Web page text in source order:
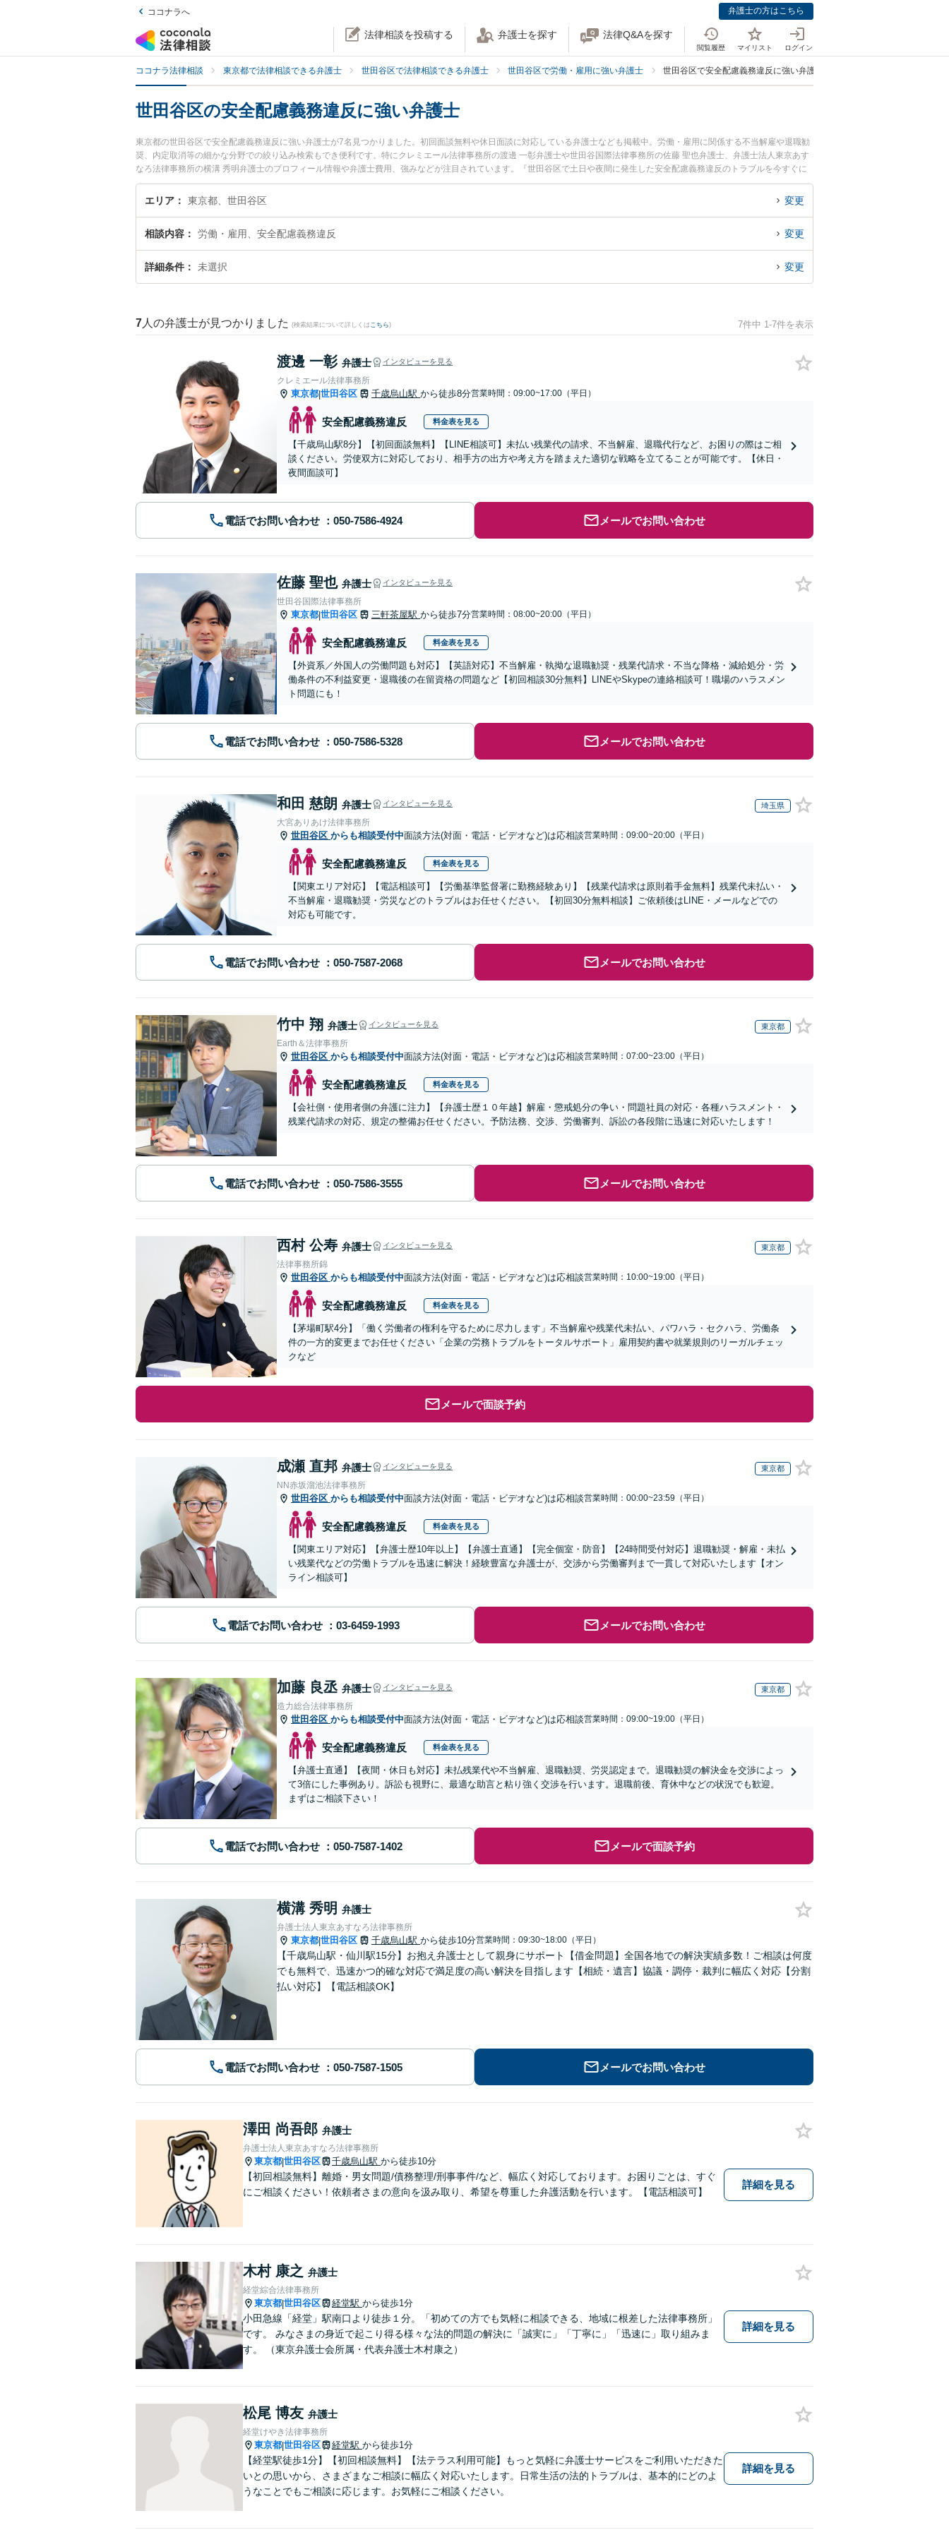
ココナラへ 弁護士の方はこちら
法律相談を投稿する 弁護士を探す 法律Q&Aを探す
閲覧履歴 マイリスト ログイン
ココナラ法律相談 東京都で法律相談できる弁護士 世田谷区で法律相談できる弁護士 世田谷区で労働・雇用に強い弁護士 世田谷区で安全配慮義務違反に強い弁護士
世田谷区の安全配慮義務違反に強い弁護士
東京都の世田谷区で安全配慮義務違反に強い弁護士が7名見つかりました。初回面談無料や休日面談に対応している弁護士なども掲載中。労働・雇用に関係する不当解雇や退職勧
奨、内定取消等の細かな分野での絞り込み検索もでき便利です。特にクレミエール法律事務所の渡邊 一彰弁護士や世田谷国際法律事務所の佐藤 聖也弁護士、弁護士法人東京あす
なろ法律事務所の横溝 秀明弁護士のプロフィール情報や弁護士費用、強みなどが注目されています。『世田谷区で土日や夜間に発生した安全配慮義務違反のトラブルを今すぐに
弁護士に相談したい』『安全配慮義務違反のトラブル解決の実績豊富な近くの弁護士を検索したい』『初回相談無料で安全配慮義務違反を法律相談できる世田谷区内の弁護士に相
談予約したい』などでお困りの相談者さんにおすすめです。
エリア 東京都、世田谷区 変更
相談内容 労働・雇用、安全配慮義務違反 変更
詳細条件 未選択 変更
7 人の弁護士が見つかりました (検索結果について詳しくは こちら) 7件中 1-7件を表示
渡邊 一彰 弁護士 インタビューを見る
クレミエール法律事務所
東京都|世田谷区 千歳烏山駅 から徒歩8分営業時間：09:00~17:00（平日）
安全配慮義務違反 料金表を見る
【千歳烏山駅8分】【初回面談無料】【LINE相談可】未払い残業代の請求、不当解雇、退職代行など、お困りの際はご相
談ください。労使双方に対応しており、相手方の出方や考え方を踏まえた適切な戦略を立てることが可能です。【休日・
夜間面談可】
電話でお問い合わせ メールでお問い合わせ
佐藤 聖也 弁護士 インタビューを見る
世田谷国際法律事務所
東京都|世田谷区 三軒茶屋駅 から徒歩7分営業時間：08:00~20:00（平日）
安全配慮義務違反 料金表を見る
【外資系／外国人の労働問題も対応】【英語対応】不当解雇・執拗な退職勧奨・残業代請求・不当な降格・減給処分・労
働条件の不利益変更・退職後の在留資格の問題など【初回相談30分無料】LINEやSkypeの連絡相談可！職場のハラスメン
ト問題にも！
電話でお問い合わせ メールでお問い合わせ
和田 慈朗 弁護士 インタビューを見る 埼玉県
大宮ありあけ法律事務所
世田谷区 からも相談受付中面談方法(対面・電話・ビデオなど)は応相談営業時間：09:00~20:00（平日）
安全配慮義務違反 料金表を見る
【関東エリア対応】【電話相談可】【労働基準監督署に勤務経験あり】【残業代請求は原則着手金無料】残業代未払い・
不当解雇・退職勧奨・労災などのトラブルはお任せください。【初回30分無料相談】ご依頼後はLINE・メールなどでの
対応も可能です。
電話でお問い合わせ メールでお問い合わせ
竹中 翔 弁護士 インタビューを見る 東京都
Earth＆法律事務所
世田谷区 からも相談受付中面談方法(対面・電話・ビデオなど)は応相談営業時間：07:00~23:00（平日）
安全配慮義務違反 料金表を見る
【会社側・使用者側の弁護に注力】【弁護士歴１０年越】解雇・懲戒処分の争い・問題社員の対応・各種ハラスメント・
残業代請求の対応、規定の整備お任せください。予防法務、交渉、労働審判、訴訟の各段階に迅速に対応いたします！
電話でお問い合わせ メールでお問い合わせ
西村 公寿 弁護士 インタビューを見る 東京都
法律事務所錦
世田谷区 からも相談受付中面談方法(対面・電話・ビデオなど)は応相談営業時間：10:00~19:00（平日）
安全配慮義務違反 料金表を見る
【茅場町駅4分】「働く労働者の権利を守るために尽力します」不当解雇や残業代未払い、パワハラ・セクハラ、労働条
件の一方的変更までお任せください「企業の労務トラブルをトータルサポート」雇用契約書や就業規則のリーガルチェッ
クなど
メールで面談予約
成瀬 直邦 弁護士 インタビューを見る 東京都
NN赤坂溜池法律事務所
世田谷区 からも相談受付中面談方法(対面・電話・ビデオなど)は応相談営業時間：00:00~23:59（平日）
安全配慮義務違反 料金表を見る
【関東エリア対応】【弁護士歴10年以上】【弁護士直通】【完全個室・防音】【24時間受付対応】退職勧奨・解雇・未払
い残業代などの労働トラブルを迅速に解決！経験豊富な弁護士が、交渉から労働審判まで一貫して対応いたします【オン
ライン相談可】
電話でお問い合わせ メールでお問い合わせ
加藤 良丞 弁護士 インタビューを見る 東京都
造力総合法律事務所
世田谷区 からも相談受付中面談方法(対面・電話・ビデオなど)は応相談営業時間：09:00~19:00（平日）
安全配慮義務違反 料金表を見る
【弁護士直通】【夜間・休日も対応】未払残業代や不当解雇、退職勧奨、労災認定まで。退職勧奨の解決金を交渉によっ
て3倍にした事例あり。訴訟も視野に、最適な助言と粘り強く交渉を行います。退職前後、育休中などの状況でも歓迎。
まずはご相談下さい！
電話でお問い合わせ メールで面談予約
横溝 秀明 弁護士
弁護士法人東京あすなろ法律事務所
東京都|世田谷区 千歳烏山駅 から徒歩10分営業時間：09:30~18:00（平日）
【千歳烏山駅・仙川駅15分】お抱え弁護士として親身にサポート【借金問題】全国各地での解決実績多数！ご相談は何度
でも無料で、迅速かつ的確な対応で満足度の高い解決を目指します【相続・遺言】協議・調停・裁判に幅広く対応【分割
払い対応】【電話相談OK】
電話でお問い合わせ メールでお問い合わせ
澤田 尚吾郎 弁護士
弁護士法人東京あすなろ法律事務所
東京都|世田谷区 千歳烏山駅 から徒歩10分
【初回相談無料】離婚・男女問題/債務整理/刑事事件/など、幅広く対応しております。お困りごとは、すぐ
にご相談ください！依頼者さまの意向を汲み取り、希望を尊重した弁護活動を行います。【電話相談可】
詳細を見る
木村 康之 弁護士
経堂綜合法律事務所
東京都|世田谷区 経堂駅 から徒歩1分
小田急線「経堂」駅南口より徒歩１分。「初めての方でも気軽に相談できる、地域に根差した法律事務所」
です。 みなさまの身近で起こり得る様々な法的問題の解決に「誠実に」「丁寧に」「迅速に」取り組みま
す。 （東京弁護士会所属・代表弁護士木村康之）
詳細を見る
松尾 博友 弁護士
経堂けやき法律事務所
東京都|世田谷区 経堂駅 から徒歩1分
【経堂駅徒歩1分】【初回相談無料】【法テラス利用可能】もっと気軽に弁護士サービスをご利用いただきた
いとの思いから、さまざまなご相談に幅広く対応いたします。日常生活の法的トラブルは、基本的にどのよ
うなことでもご相談に応じます。お気軽にご相談ください。
詳細を見る